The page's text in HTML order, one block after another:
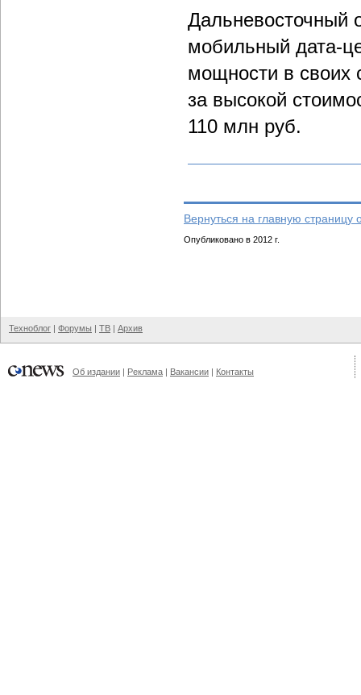
Дальневосточный
мобильный дата-
мощности в своих
за высокой
110 млн руб.
Вернуться на главную страницу
Опубликовано в 2012 г.
Техноблог | Форумы | ТВ | Архив
Об издании | Реклама | Вакансии | Контакты